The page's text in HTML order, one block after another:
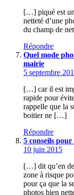
[…] piqué est
netteté d’une
du champ de
Répondre
Quel mode
mairie
5 septembre
[…] car il est
rapide pour
rappelle que la
boitier ne […]
Répondre
5 conseils pour
10 juin 2015
[…] dit qu’en
zone à risque
pour ça que la
photos bien